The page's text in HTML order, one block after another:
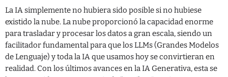
La IA simplemente no hubiera sido posible si no hubiese
existido la nube. La nube proporcionó la capacidad enorme
para trasladar y procesar los datos a gran escala, siendo un
facilitador fundamental para que los LLMs (Grandes Modelos
de Lenguaje) y toda la IA que usamos hoy se convirtieran en
realidad. Con los últimos avances en la IA Generativa, esta se